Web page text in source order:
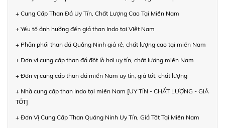
+ Cung Cấp Than Đá Uy Tín, Chất Lượng Cao Tại Miền Nam
+ Yếu tố ảnh hưởng đến giá than Indo tại Việt Nam
+ Phân phối than đá Quảng Ninh giá rẻ, chất lượng cao tại miền Nam
+ Đơn vị cung cấp than đá đốt lò hơi uy tín, chất lượng miền Nam
+ Đơn vị cung cấp than đá miền Nam uy tín, giá tốt, chất lượng
+ Nhà cung cấp than Indo tại miền Nam [UY TÍN - CHẤT LƯỢNG - GIÁ
TỐT]
+ Đơn Vị Cung Cấp Than Quảng Ninh Uy Tín, Giá Tốt Tại Miền Nam